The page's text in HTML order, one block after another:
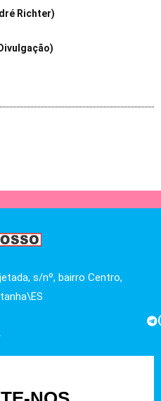
Richter)
s/nº, bairro Centro,